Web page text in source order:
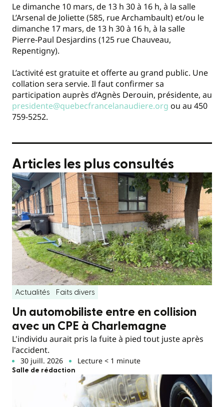
Le dimanche 10 mars, de 13 h 30 à 16 h, à la salle
L’Arsenal de Joliette (585, rue Archambault) et/ou le
dimanche 17 mars, de 13 h 30 à 16 h, à la salle
Pierre-Paul Desjardins (125 rue Chauveau,
Repentigny).
L’activité est gratuite et offerte au grand public. Une
collation sera servie. Il faut confirmer sa
participation auprès d’Agnès Derouin, présidente, au
presidente@quebecfrancelanaudiere.org ou au 450
759-5252.
Articles les plus consultés
Actualités Faits divers
Un automobiliste entre en collision
avec un CPE à Charlemagne
L'individu aurait pris la fuite à pied tout juste après
l'accident.
30 juill. 2026 Lecture < 1 minute
Salle de rédaction